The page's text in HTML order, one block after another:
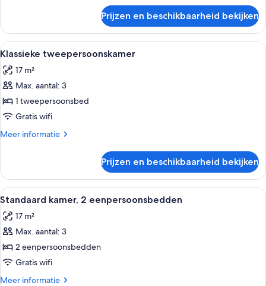
voor
persoon
Prijzen en beschikbaarheid bekijken
Alle
foto's
voor
Klassieke
tweepersoonskamer
laden
Een minibar, een kluis op de kamer,
4
Klassieke tweepersoonskamer
17 m²
Max. aantal: 3
1 tweepersoonsbed
Gratis wifi
Meer informatie
Meer
tweepersoonskamer
Prijzen en beschikbaarheid bekijken
Alle
foto's
voor
Standaard
kamer,
2
eenpersoonsbedden
Een moderne hotelkamer met twee
4
Standaard kamer, 2 eenpersoonsbedden
17 m²
Max. aantal: 3
2 eenpersoonsbedden
Gratis wifi
Meer informatie
Meer